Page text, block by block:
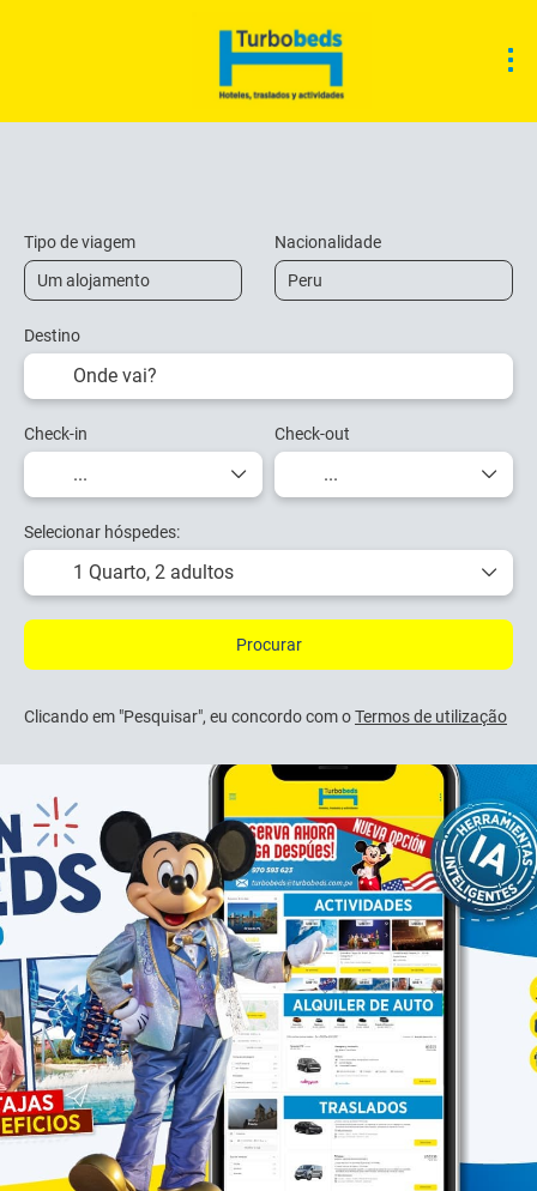
Tipo de viagem Nacionalidade
Destino
Check-in Check-out
Selecionar hóspedes:
1 Quarto, 2 adultos
Procurar
Clicando em "Pesquisar", eu concordo com oTermos de utilização